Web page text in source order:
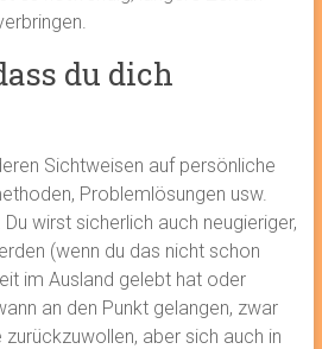
du dich
Sichtweisen auf persönliche
Problemlösungen usw.
wirst sicherlich auch neugieriger,
(wenn du das nicht schon
im Ausland gelebt hat oder
an den Punkt gelangen, zwar
aber sich auch in